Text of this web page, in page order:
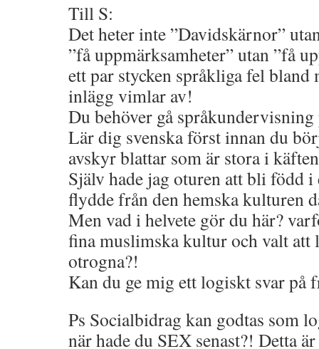
Till S:
Det heter inte ”Davidskärnor”
”få uppmärksamheter” utan ”få
ett par stycken språkliga fel bland
inlägg vimlar av!
Du behöver gå språkundervisning
Lär dig svenska först innan du
avskyr blattar som är stora i
Själv hade jag oturen att bli född
flydde från den hemska kulturen
Men vad i helvete gör du här?
fina muslimska kultur och valt att
otrogna?!
Kan du ge mig ett logiskt svar på
Ps Socialbidrag kan godtas som
när hade du SEX senast?! Detta